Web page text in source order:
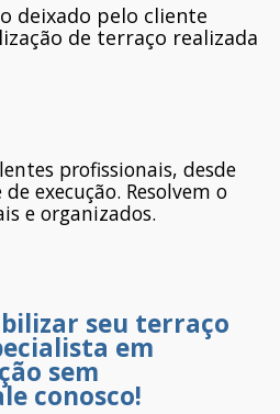
deixado pelo cliente
de terraço realizada
profissionais, desde
execução. Resolvem o
e organizados.
seu terraço
em
sem
conosco!